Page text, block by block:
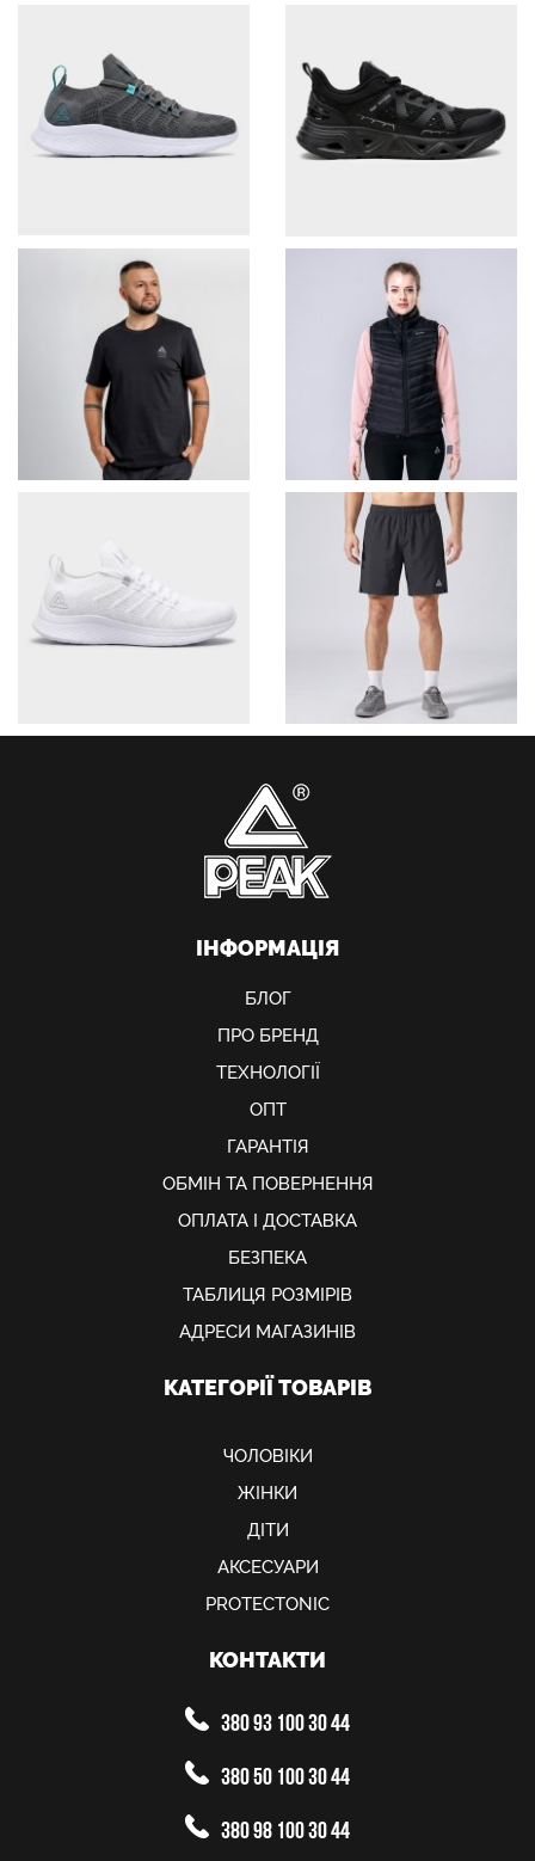
ІНФОРМАЦІЯ
БЛОГ
ПРО БРЕНД
ТЕХНОЛОГІЇ
ОПТ
ГАРАНТІЯ
ОБМIН ТА ПОВЕРНЕННЯ
ОПЛАТА І ДОСТАВКА
БЕЗПЕКА
ТАБЛИЦЯ РОЗМІРІВ
АДРЕСИ МАГАЗИНІВ
КАТЕГОРІЇ ТОВАРІВ
ЧОЛОВІКИ
ЖІНКИ
ДІТИ
АКСЕСУАРИ
PROTECTONIC
КОНТАКТИ
380 93 100 30 44
380 50 100 30 44
380 98 100 30 44